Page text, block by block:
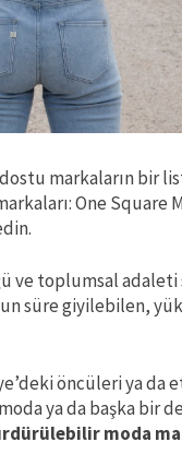
markaların bir
One Square
ve toplumsal adaleti
süre giyilebilen,
öncüleri ya da
ya da başka bir
moda